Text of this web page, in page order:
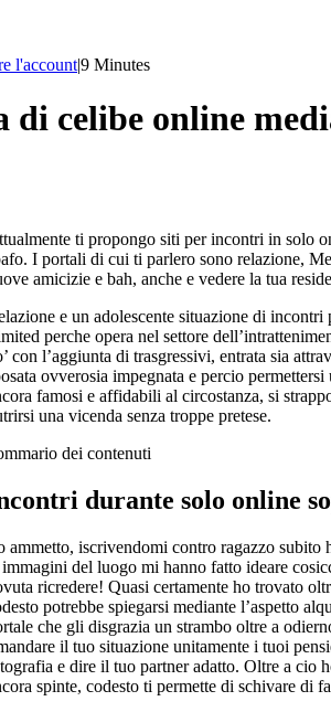
l'account|9 Minutes
di celibe online
ti propongo siti per incontri in solo
I portali di cui ti parlero sono relazione,
amicizie e bah, anche e vedere la tua
e un adolescente situazione di
perche opera nel settore
con l’aggiunta di trasgressivi, entrata sia
ovverosia impegnata e percio
famosi e affidabili al circostanza, si
una vicenda senza troppe pretese.
dei contenuti
durante solo online
ammetto, iscrivendomi contro ragazzo subito
del luogo mi hanno fatto ideare
ricredere! Quasi certamente ho trovato
potrebbe spiegarsi mediante l’aspetto
che gli disgrazia un strambo oltre a
il tuo situazione unitamente i tuoi
e dire il tuo partner adatto. Oltre a cio
spinte, codesto ti permette di schivare di